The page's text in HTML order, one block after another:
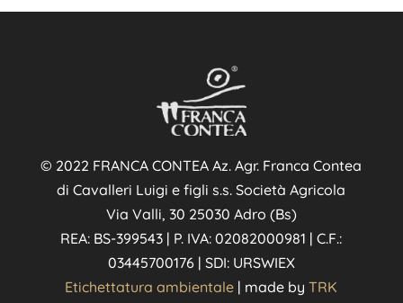
© 2022 FRANCA CONTEA Az. Agr. Franca Contea
di Cavalleri Luigi e figli s.s. Società Agricola
Via Valli, 30 25030 Adro (Bs)
REA: BS-399543 | P. IVA: 02082000981 | C.F.:
03445700176 | SDI: URSWIEX
Etichettatura ambientale | made byTRK